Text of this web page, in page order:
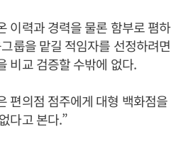
이력과 경력을 물론 함부로 폄하
룹을 맡길 적임자를 선정하려면
비교 검증할 수밖에 없다.
편의점 점주에게 대형 백화점을
다고 본다.”